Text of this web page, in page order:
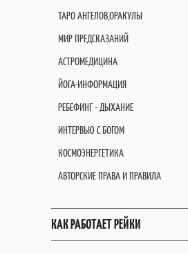
ТАРО АНГЕЛОВ,ОРАКУЛЫ
МИР ПРЕДСКАЗАНИЙ
АСТРОМЕДИЦИНА
ЙОГА-ИНФОРМАЦИЯ
РЕБЕФИНГ - ДЫХАНИЕ
ИНТЕРВЬЮ С БОГОМ
КОСМОЭНЕРГЕТИКА
АВТОРСКИЕ ПРАВА И ПРАВИЛА
КАК РАБОТАЕТ РЕЙКИ